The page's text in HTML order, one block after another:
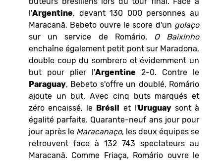
l'Argentine, devant 130 000 personnes au
Maracanã, Bebeto ouvre le score d'un golaço
sur un service de Romário.
O Baixinho
enchaîne également petit pont sur Maradona,
double coup du sombrero et évidemment un
but pour plier l'Argentine 2-0. Contre le
Paraguay, Bebeto s'offre un doublé, Romário
ajoute un but. Avec cinq buts marqués et
zéro encaissé, le Brésil et l'Uruguaysont à
égalité parfaite. Quarante-neuf ans jour pour
jour après le Maracanaço, les deux équipes se
retrouvent face à 132 743 spectateurs au
Maracanã. Comme Friaça, Romário ouvre le